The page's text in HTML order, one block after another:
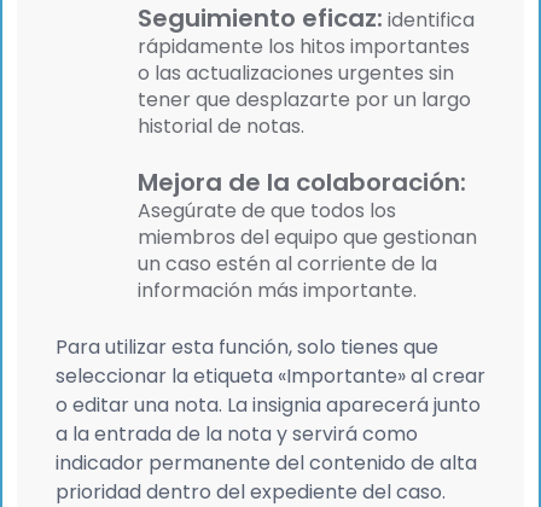
Seguimiento eficaz: identifica
rápidamente los hitos importantes
o las actualizaciones urgentes sin
tener que desplazarte por un largo
historial de notas.
Mejora de la colaboración:
Asegúrate de que todos los
miembros del equipo que gestionan
un caso estén al corriente de la
información más importante.
Para utilizar esta función, solo tienes que
seleccionar la etiqueta «Importante» al crear
o editar una nota. La insignia aparecerá junto
a la entrada de la nota y servirá como
indicador permanente del contenido de alta
prioridad dentro del expediente del caso.